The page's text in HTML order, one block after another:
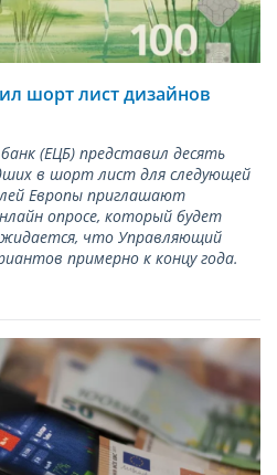
шорт лист дизайнов
(ЕЦБ) представил десять
в шорт лист для следующей
Европы приглашают
опросе, который будет
что Управляющий
примерно к концу года.